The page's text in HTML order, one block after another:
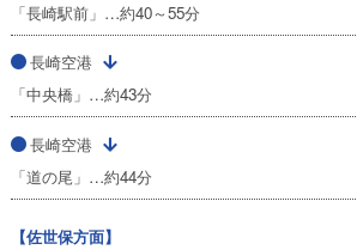
「長崎駅前」…約40～55分
長崎空港
「中央橋」…約43分
長崎空港
「道の尾」…約44分
【佐世保方面】